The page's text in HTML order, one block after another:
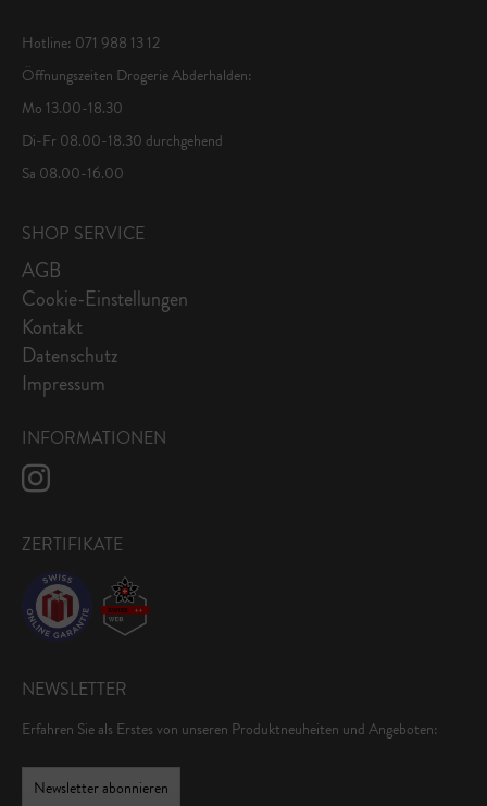
Hotline: 071 988 13 12
Öffnungszeiten Drogerie Abderhalden:
Mo 13.00-18.30
Di-Fr 08.00-18.30 durchgehend
Sa 08.00-16.00
SHOP SERVICE
AGB
Cookie-Einstellungen
Kontakt
Datenschutz
Impressum
INFORMATIONEN
ZERTIFIKATE
NEWSLETTER
Erfahren Sie als Erstes von unseren Produktneuheiten und Angeboten:
Newsletter abonnieren